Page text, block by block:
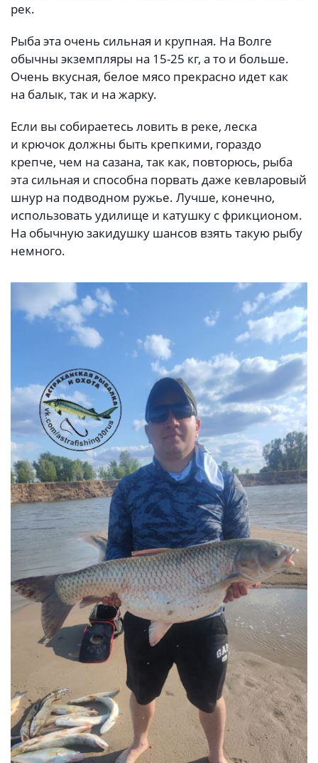
рек.
Рыба эта очень сильная и крупная. На Волге
обычны экземпляры на 15-25 кг, а то и больше.
Очень вкусная, белое мясо прекрасно идет как
на балык, так и на жарку.
Если вы собираетесь ловить в реке, леска
и крючок должны быть крепкими, гораздо
крепче, чем на сазана, так как, повторюсь, рыба
эта сильная и способна порвать даже кевларовый
шнур на подводном ружье. Лучше, конечно,
использовать удилище и катушку с фрикционом.
На обычную закидушку шансов взять такую рыбу
немного.